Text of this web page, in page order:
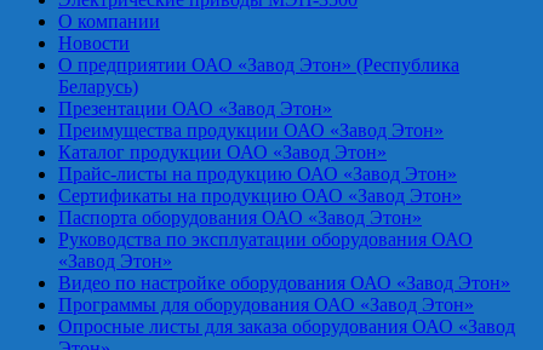
О компании
Новости
О предприятии ОАО «Завод Этон» (Республика
Беларусь)
Презентации ОАО «Завод Этон»
Преимущества продукции ОАО «Завод Этон»
Каталог продукции ОАО «Завод Этон»
Прайс-листы на продукцию ОАО «Завод Этон»
Сертификаты на продукцию ОАО «Завод Этон»
Паспорта оборудования ОАО «Завод Этон»
Руководства по эксплуатации оборудования ОАО
«Завод Этон»
Видео по настройке оборудования ОАО «Завод Этон»
Программы для оборудования ОАО «Завод Этон»
Опросные листы для заказа оборудования ОАО «Завод